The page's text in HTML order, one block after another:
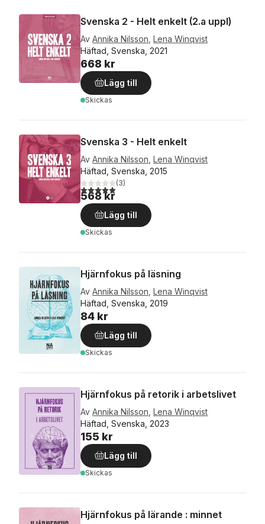
Svenska 2 - Helt enkelt (2.a uppl)
Av Annika Nilsson Lena Winqvist
Häftad, Svenska, 2021
668 kr
Lägg till
Skickas
Svenska 3 - Helt enkelt
Av Annika Nilsson Lena Winqvist
Häftad, Svenska, 2015
5,0utav 5 stjärnor. Totalt antal röster:
(3)
568 kr
Lägg till
Skickas
Hjärnfokus på läsning
Av Annika Nilsson Lena Winqvist
Häftad, Svenska, 2019
84 kr
Lägg till
Skickas
Hjärnfokus på retorik i arbetslivet
Av Annika Nilsson Lena Winqvist
Häftad, Svenska, 2023
155 kr
Lägg till
Skickas
Hjärnfokus på lärande : minnet